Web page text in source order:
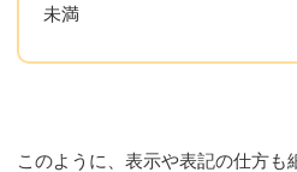
未満
このように、表示や表記の仕方も